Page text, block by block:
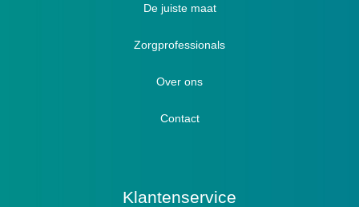
Luxe verbandschoenen / stretch (Hallux)
Diabetici
Winterboots
Lymph / Oedeem
Actief
Diabetici
Oedeem
Hallux Valgus
Hamertenen
De juiste maat
Zorgprofessionals
Over ons
Contact
Klantenservice